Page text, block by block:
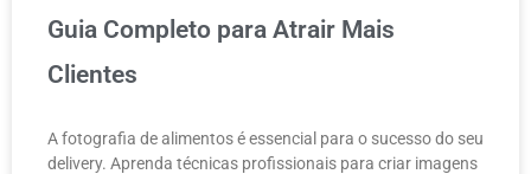
Guia Completo para Atrair Mais
Clientes
A fotografia de alimentos é essencial para o sucesso do seu
delivery. Aprenda técnicas profissionais para criar imagens